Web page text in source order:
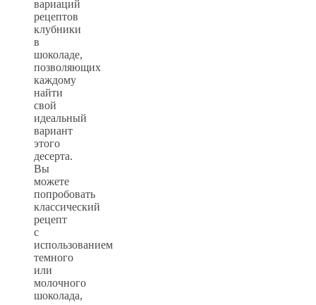
вариаций
рецептов
клубники
в
шоколаде,
позволяющих
каждому
найти
свой
идеальный
вариант
этого
десерта.
Вы
можете
попробовать
классический
рецепт
с
использованием
темного
или
молочного
шоколада,